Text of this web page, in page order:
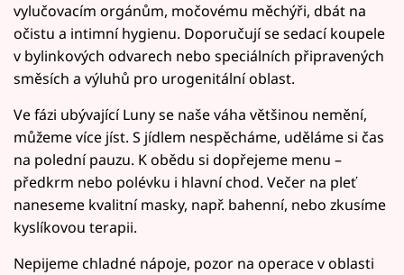
vylučovacím orgánům, močovému měchýři, dbát na
očistu a intimní hygienu. Doporučují se sedací koupele
v bylinkových odvarech nebo speciálních připravených
směsích a výluhů pro urogenitální oblast.
Ve fázi ubývající Luny se naše váha většinou nemění,
můžeme více jíst. S jídlem nespěcháme, uděláme si čas
na polední pauzu. K obědu si dopřejeme menu –
předkrm nebo polévku i hlavní chod. Večer na pleť
naneseme kvalitní masky, např. bahenní, nebo zkusíme
kyslíkovou terapii.
Nepijeme chladné nápoje, pozor na operace v oblasti